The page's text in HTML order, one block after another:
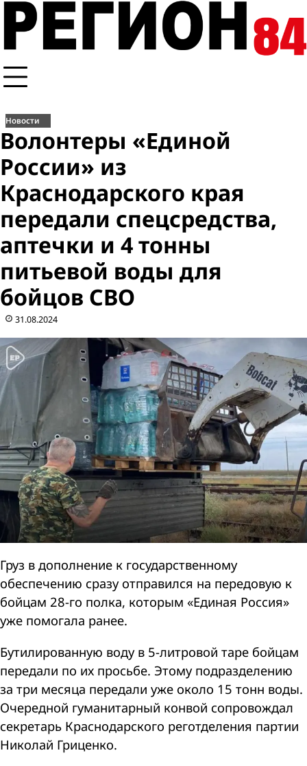
Перейти
содержимому
Новости
Волонтеры «Единой
России» из
Краснодарского края
передали спецсредства,
аптечки и 4 тонны
питьевой воды для
бойцов СВО
31.08.2024
Груз в дополнение к государственному
обеспечению сразу отправился на передовую к
бойцам 28-го полка, которым «Единая Россия»
уже помогала ранее.
Бутилированную воду в 5-литровой таре бойцам
передали по их просьбе. Этому подразделению
за три месяца передали уже около 15 тонн воды.
Очередной гуманитарный конвой сопровождал
секретарь Краснодарского реготделения партии
Николай Гриценко.